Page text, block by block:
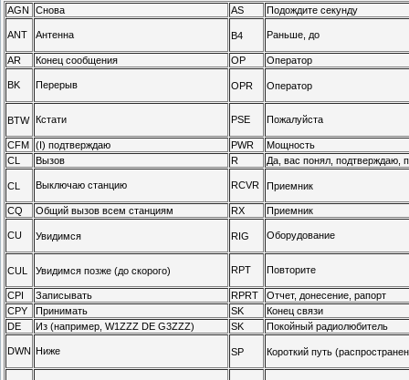
AGN Снова AS Подождите секунду
ANT Антенна B4 Раньше, до
AR Конец сообщения OP Оператор
BK Перерыв OPR Оператор
BTW Кстати PSE Пожалуйста
CFM (I) подтверждаю PWR
Мощность
CL
Вызов R Да, вас понял, подтверждаю,
CL Выключаю станцию RCVR Приемник
CQ Общий вызов всем станциям RX Приемник
CU Увидимся RIG Оборудование
CUL Увидимся позже (до скорого) RPT Повторите
CPI Записывать RPRT
Отчет, донесение, рапорт
CPY
Принимать SK
Конец связи
DE
Из (например, W1ZZZ DE G3ZZZ) SK Покойный радиолюбитель
DWN Ниже SP Короткий путь